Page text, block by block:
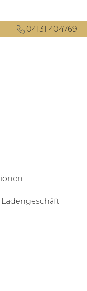
04131 404769